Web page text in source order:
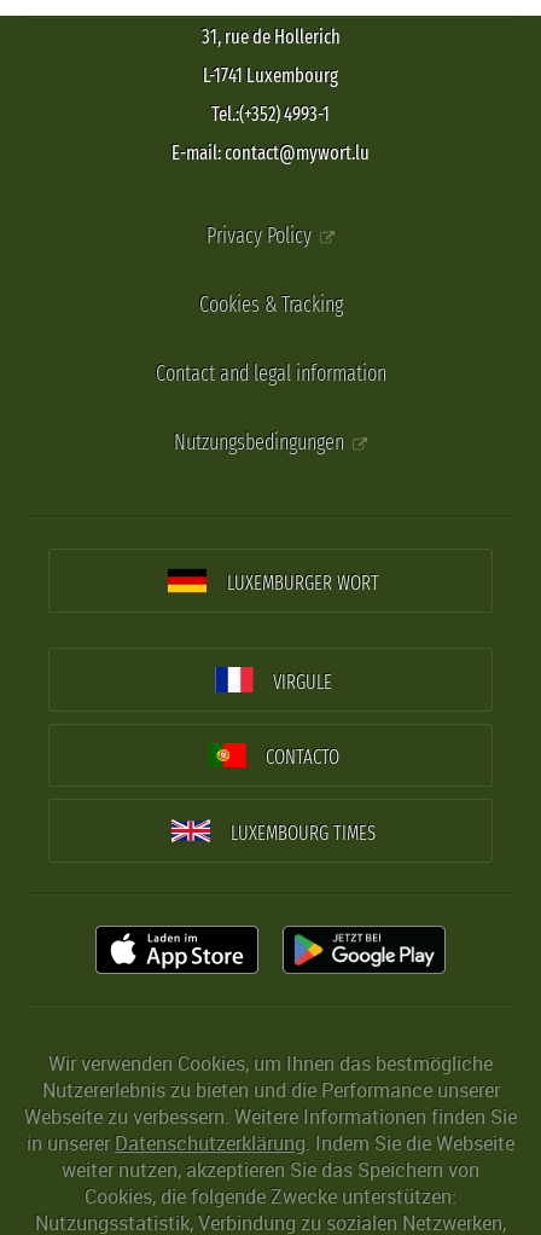
31, rue de Hollerich
L-1741 Luxembourg
Tel.:(+352) 4993-1
E-mail: contact@mywort.lu
Privacy Policy
Cookies & Tracking
Contact and legal information
Nutzungsbedingungen
LUXEMBURGER WORT
VIRGULE
CONTACTO
LUXEMBOURG TIMES
Wir verwenden Cookies, um Ihnen das bestmögliche
Nutzererlebnis zu bieten und die Performance unserer
Webseite zu verbessern. Weitere Informationen finden Sie
in unserer Datenschutzerklärung. Indem Sie die Webseite
weiter nutzen, akzeptieren Sie das Speichern von
Cookies, die folgende Zwecke unterstützen:
Nutzungsstatistik, Verbindung zu sozialen Netzwerken,